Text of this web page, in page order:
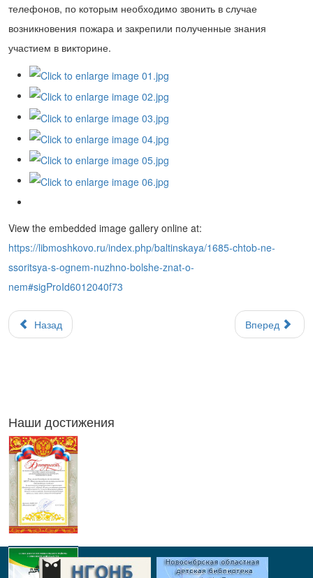
телефонов, по которым необходимо звонить в случае
возникновения пожара и закрепили полученные знания
участием в викторине.
View the embedded image gallery online at:
https://libmoshkovo.ru/index.php/baltinskaya/1685-chtob-ne-
ssoritsya-s-ognem-nuzhno-bolshe-znat-o-
nem#sigProId6012040f73
Назад Вперед
Наши достижения